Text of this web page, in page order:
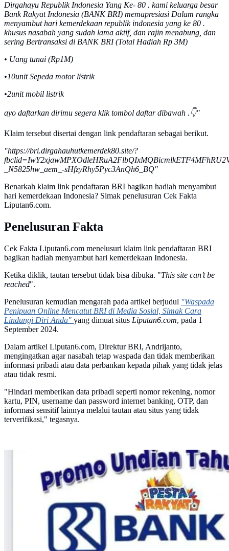
Dirgahayu Republik Indonesia Yang Ke- 80 . kami keluarga besar
Bank Rakyat Indonesia (BANK BRI) memapresiasi Dalam rangka
menyambut hari kemerdekaan republik indonesia yang ke 80 .
khusus nasabah yang sudah lama aktif, dan rajin menabung, dan
sering Bertransaksi di BANK BRI (Total Hadiah Rp 3M)
• Uang tunai (Rp1M)
•10unit Sepeda motor listrik
•2unit mobil listrik
ayo daftarkan dirimu segera klik tombol daftar dibawah .👇"
Klaim tersebut disertai dengan link pendaftaran sebagai berikut.
"https://bri.dirgahauhutkemerdek80.site/?
_N5825hw_aem_-sHfzyRhy5Pyc3AnQh6_BQ"
Benarkah klaim link pendaftaran BRI bagikan hadiah menyambut
hari kemerdekaan Indonesia? Simak penelusuran Cek Fakta
Liputan6.com.
Penelusuran Fakta
Cek Fakta Liputan6.com menelusuri klaim link pendaftaran BRI
bagikan hadiah menyambut hari kemerdekaan Indonesia.
Ketika diklik, tautan tersebut tidak bisa dibuka. "This site can’t be
reached".
Penelusuran kemudian mengarah pada artikel berjudul "Waspada
Penipuan Online Mencatut BRI di Media Sosial, Simak Cara
Lindungi Diri Anda" yang dimuat situs Liputan6.com, pada 1
September 2024.
Dalam artikel Liputan6.com, Direktur BRI, Andrijanto,
mengingatkan agar nasabah tetap waspada dan tidak memberikan
informasi pribadi atau data perbankan kepada pihak yang tidak jelas
atau tidak resmi.
"Hindari memberikan data pribadi seperti nomor rekening, nomor
kartu, PIN, username dan password internet banking, OTP, dan
informasi sensitif lainnya melalui tautan atau situs yang tidak
terverifikasi," tegasnya.